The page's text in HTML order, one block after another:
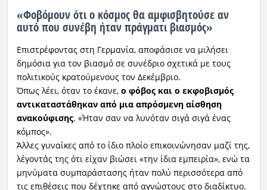
«Φοβόμουν ότι ο κόσμος θα αμφισβητούσε αν
αυτό που συνέβη ήταν πράγματι βιασμός»
Επιστρέφοντας στη Γερμανία, αποφάσισε να μιλήσει
δημόσια για τον βιασμό σε συνέδριο σχετικά με τους
πολιτικούς κρατούμενους τον Δεκέμβριο.
Όπως λέει, όταν το έκανε,ο φόβος και ο εκφοβισμός
αντικαταστάθηκαν από μια απρόσμενη αίσθηση
ανακούφισης. «Ήταν σαν να λυνόταν σιγά σιγά ένας
κόμπος».
Άλλες γυναίκες από το ίδιο πλοίο επικοινώνησαν μαζί της,
λέγοντάς της ότι είχαν βιώσει «την ίδια εμπειρία», ενώ τα
μηνύματα συμπαράστασης ήταν πολύ περισσότερα από
τις επιθέσεις που δέχτηκε από αγνώστους στο διαδίκτυο.